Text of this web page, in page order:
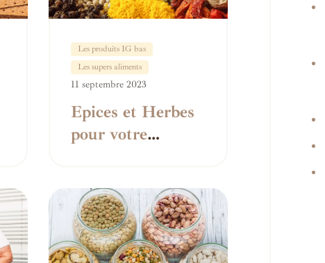
Les produits IG bas
Les supers aliments
11 septembre 2023
Epices et Herbes
pour votre